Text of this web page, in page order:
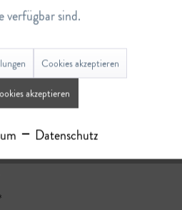
(2 Tabletten)
verfügbar sind.
Cookies akzeptieren
akzeptieren
Datenschutz